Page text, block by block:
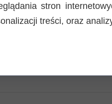
jest znana nazwa
pochodzą z czasów
stron
treści, oraz